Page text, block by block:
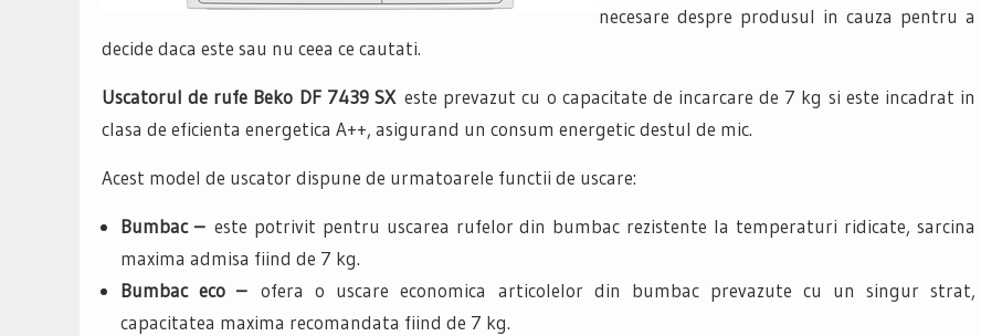
necesare despre produsul in cauza pentru a
decide daca este sau nu ceea ce cautati.
Uscatorul de rufe Beko DF 7439 SXeste prevazut cu o capacitate de incarcare de 7 kg si este incadrat in
clasa de eficienta energetica A++, asigurand un consum energetic destul de mic.
Acest model de uscator dispune de urmatoarele functii de uscare:
Bumbac – este potrivit pentru uscarea rufelor din bumbac rezistente la temperaturi ridicate, sarcina
maxima admisa fiind de 7 kg.
Bumbac eco –ofera o uscare economica articolelor din bumbac prevazute cu un singur strat,
capacitatea maxima recomandata fiind de 7 kg.